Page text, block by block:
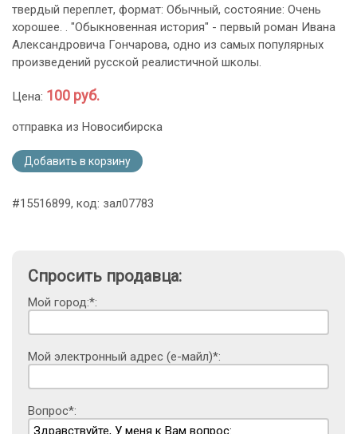
твердый переплет, формат: Обычный, состояние: Очень
хорошее. . "Обыкновенная история" - первый роман Ивана
Александровича Гончарова, одно из самых популярных
произведений русской реалистичной школы.
Цена: 100 руб.
отправка из Новосибирска
Добавить в корзину
#15516899, код: зал07783
Спросить продавца:
Мой город:*:
Мой электронный адрес (е-майл)*:
Вопрос*: